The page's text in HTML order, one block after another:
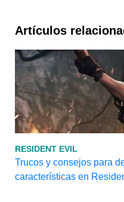
Artículos
RESIDENT EVIL
Trucos y consejos para
características en